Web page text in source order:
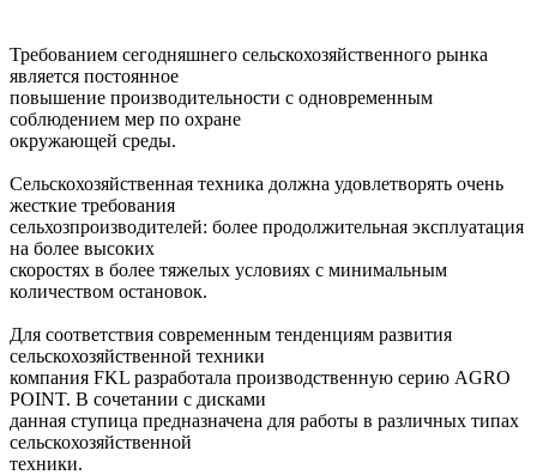
Требованием сегодняшнего сельскохозяйственного рынка
является постоянное
повышение производительности с одновременным
соблюдением мер по охране
окружающей среды.
Сельскохозяйственная техника должна удовлетворять очень
жесткие требования
сельхозпроизводителей: более продолжительная эксплуатация
на более высоких
скоростях в более тяжелых условиях с минимальным
количеством остановок.
Для соответствия современным тенденциям развития
сельскохозяйственной техники
компания FKL разработала производственную серию AGRO
POINT. В сочетании с дисками
данная ступица предназначена для работы в различных типах
сельскохозяйственной
техники.